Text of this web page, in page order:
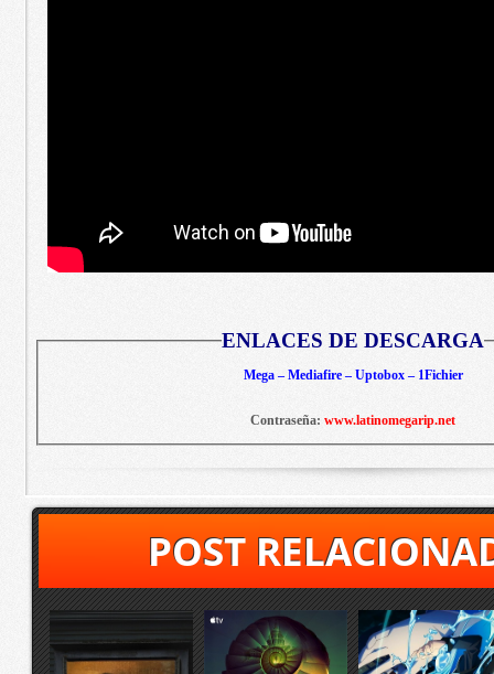
ENLACES DE DESCARGA
Mega – Mediafire – Uptobox – 1Fichier
Contraseña: www.latinomegarip.net
POST